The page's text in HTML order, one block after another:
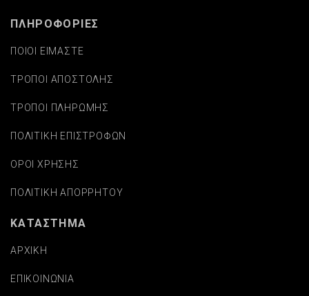
ΠΛΗΡΟΦΟΡΙΕΣ
ΠΟΙΟΙ ΕΙΜΑΣΤΕ
ΤΡΟΠΟΙ ΑΠΟΣΤΟΛΗΣ
ΤΡΟΠΟΙ ΠΛΗΡΩΜΗΣ
ΠΟΛΙΤΙΚΗ ΕΠΙΣΤΡΟΦΩΝ
ΟΡΟΙ ΧΡΗΣΗΣ
ΠΟΛΙΤΙΚΗ ΑΠΟΡΡΗΤΟΥ
ΚΑΤΑΣΤΗΜΑ
ΑΡΧΙΚΗ
ΕΠΙΚΟΙΝΩΝΙΑ